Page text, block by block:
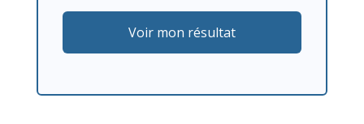
Voir mon résultat